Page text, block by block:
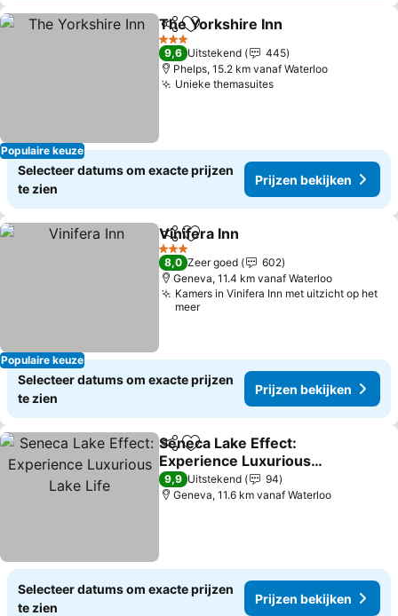
Populaire keuze
DelenToevoegen aan favorieten
The Yorkshire Inn
3 Sterren
9,6 Uitstekend
445
Phelps, 15.2 km vanaf Waterloo
Unieke themasuites
Selecteer datums om exacte prijzen
te zien
Prijzen bekijken
Populaire keuze
DelenToevoegen aan favorieten
Vinifera Inn
3 Sterren
8,0 Zeer goed
602
Geneva, 11.4 km vanaf Waterloo
Kamers in Vinifera Inn met uitzicht op het
meer
Selecteer datums om exacte prijzen
te zien
Prijzen bekijken
DelenToevoegen aan favorieten
Seneca Lake Effect:
Experience Luxurious
Lake Life
9,9 Uitstekend
94
Geneva, 11.6 km vanaf Waterloo
Selecteer datums om exacte prijzen
te zien
Prijzen bekijken